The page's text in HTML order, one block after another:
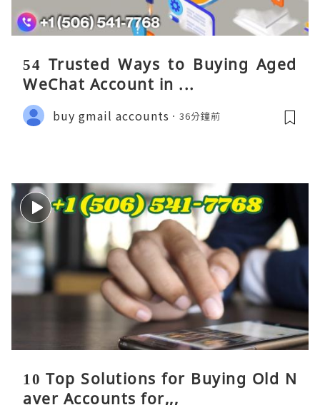
54 Trusted Ways to Buying Aged
WeChat Account in ...
buy gmail accounts 36分鐘前
10 Top Solutions for Buying Old N
aver Accounts for,,,